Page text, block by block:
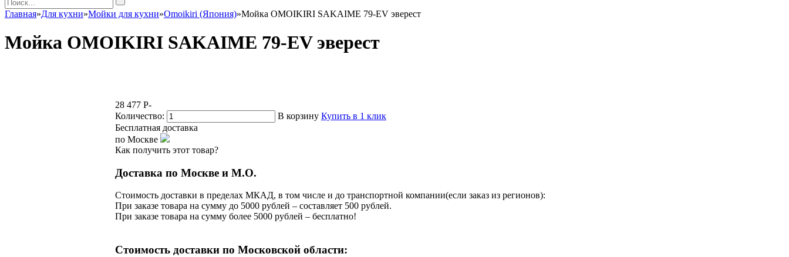
Главная»Для кухни»Мойки для кухни»Omoikiri (Япония)»Мойка OMOIKIRI SAKAIME 79-EV эверест
Мойка OMOIKIRI SAKAIME 79-EV эверест
28 477 P-
Количество:
В корзину Купить в 1 клик
Бесплатная доставка
по Москве
Как получить этот товар?
Доставка по Москве и М.О.
Стоимость доставки в пределах МКАД, в том числе и до транспортной компании(если заказ из регионов):
При заказе товара на сумму до 5000 рублей – составляет 500 рублей.
При заказе товара на сумму более 5000 рублей – бесплатно!
Стоимость доставки по Московской области: